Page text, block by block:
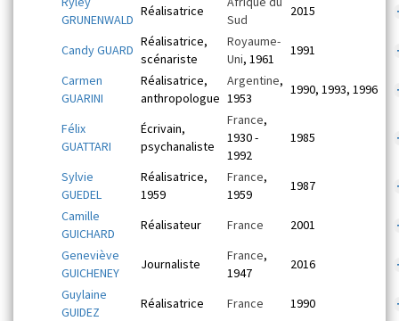
GRUNENWALD
Réalisatrice
Sud
2015
Candy GUARD
Réalisatrice,
scénariste
Royaume-
Uni, 1961
1991
Carmen
GUARINI
Réalisatrice,
anthropologue
Argentine,
1953
1990, 1993, 1996
Félix
GUATTARI
Écrivain,
psychanaliste
France,
1930 -
1992
1985
Sylvie
GUEDEL
Réalisatrice,
1959
France,
1959
1987
Camille
GUICHARD
Réalisateur France 2001
Geneviève
GUICHENEY
Journaliste
France,
1947
2016
Guylaine
GUIDEZ
Réalisatrice France 1990